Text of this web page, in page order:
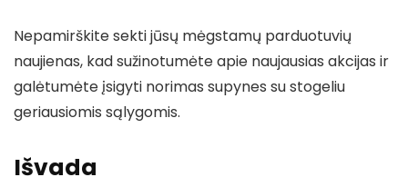
Nepamirškite sekti jūsų mėgstamų parduotuvių
naujienas, kad sužinotumėte apie naujausias akcijas ir
galėtumėte įsigyti norimas supynes su stogeliu
geriausiomis sąlygomis.
Išvada